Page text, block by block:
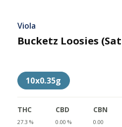
Viola
Bucketz Loosies
10x0.35g
THC
27.3 %
CBD
0.00 %
CBN
0.00